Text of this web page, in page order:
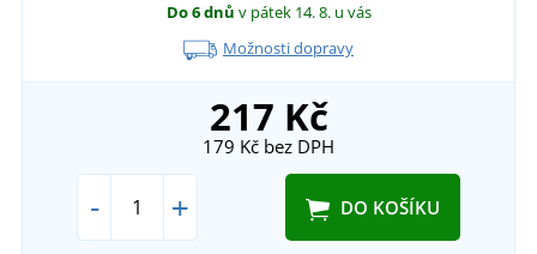
Do 6 dnů v pátek 14. 8. u vás
Možnosti dopravy
217 Kč
179 Kč bez DPH
- + DO KOŠÍKU